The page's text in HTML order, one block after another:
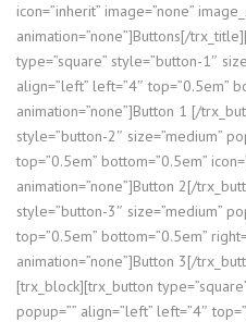
icon=”inherit” image=”none”
animation=”none”]Buttons[/
type=”square” style=”button-1″
align=”left” left=”4″ top=”0.5em”
animation=”none”]Button 1 [/
style=”button-2″ size=”medium”
top=”0.5em” bottom=”0.5em”
animation=”none”]Button 2[/
style=”button-3″ size=”medium”
top=”0.5em” bottom=”0.5em”
animation=”none”]Button 3[/
[trx_block][trx_button
popup=”” align=”left” left=”4″